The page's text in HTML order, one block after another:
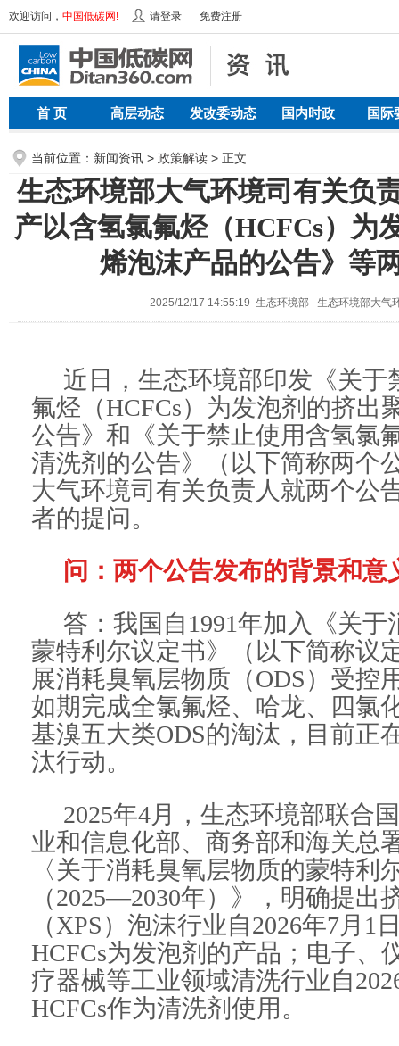
欢迎访问， 中国低碳网! 请登录 免费注册
首 页 高层动态 发改委动态 国内时政 国际
当前位置：新闻资讯 > 政策解读 > 正文
生态环境部大气环境司有关负
产以含氢氯氟烃（HCFCs）为
烯泡沫产品的公告》等
2025/12/17 14:55:19 生态环境部 生态环境部大气
近日，生态环境部印发《关于
氟烃（HCFCs）为发泡剂的挤出
公告》和《关于禁止使用含氢氯
清洗剂的公告》（以下简称两个
大气环境司有关负责人就两个公
者的提问。
问：两个公告发布的背景和意
答：我国自1991年加入《关
蒙特利尔议定书》（以下简称议
展消耗臭氧层物质（ODS）受控
如期完成全氯氟烃、哈龙、四氯
基溴五大类ODS的淘汰，目前正
汰行动。
2025年4月，生态环境部联合
业和信息化部、商务部和海关总
〈关于消耗臭氧层物质的蒙特利
（2025—2030年）》，明确提出
（XPS）泡沫行业自2026年7月1
HCFCs为发泡剂的产品；电子、
疗器械等工业领域清洗行业自
HCFCs作为清洗剂使用。